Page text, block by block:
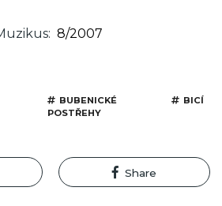
8/2007
BUBENICKÉ
POSTŘEHY
BICÍ
Share